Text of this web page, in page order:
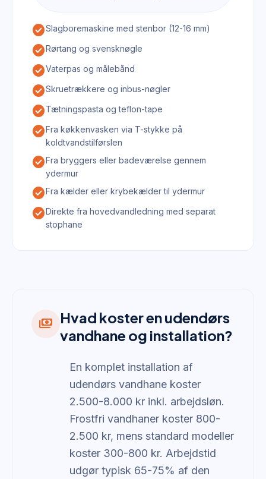
check_circleSlagboremaskine med stenbor (12-16 mm)
check_circleRørtang og svensknøgle
check_circleVaterpas og målebånd
check_circleSkruetrækkere og inbus-nøgler
check_circleTætningspasta og teflon-tape
check_circleFra køkkenvasken via T-stykke på
koldtvandstilførslen
check_circleFra bryggers eller badeværelse gennem
ydermur
check_circleFra kælder eller krybekælder til ydermur
check_circleDirekte fra hovedvandledning med separat
stophane
payments Hvad koster en udendørs
vandhane og installation?
En komplet installation af
udendørs vandhane koster
2.500-8.000 kr inkl. arbejdsløn.
Frostfri vandhaner koster 800-
2.500 kr, mens standard modeller
koster 300-800 kr. Arbejdstid
udgør typisk 65-75% af den